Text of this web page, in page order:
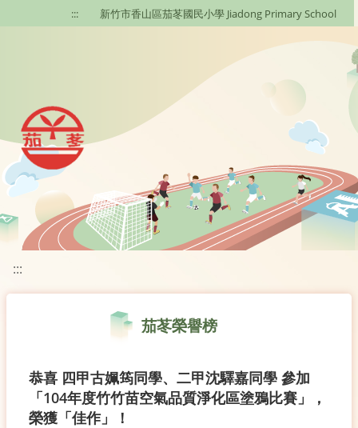
移至網頁之主要內容區位置
::: 新竹市香山區茄苳國民小學 Jiadong Primary School
:::
茄苳榮譽榜
恭喜 四甲古姵筠同學、二甲沈驛嘉同學 參加
「104年度竹竹苗空氣品質淨化區塗鴉比賽」，
榮獲「佳作」！